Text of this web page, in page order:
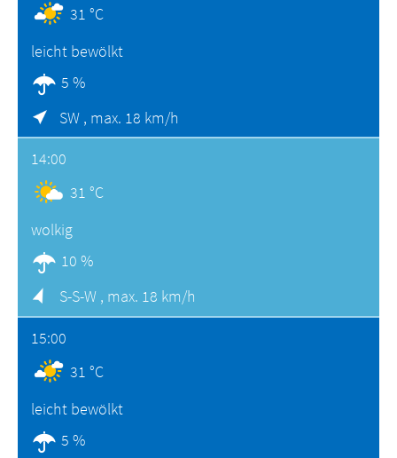
31 °C
leicht bewölkt
5 %
SW , max. 18 km/h
14:00
31 °C
wolkig
10 %
S-S-W , max. 18 km/h
15:00
31 °C
leicht bewölkt
5 %